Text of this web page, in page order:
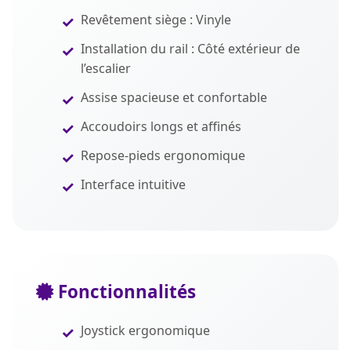
Revêtement siège : Vinyle
Installation du rail : Côté extérieur de
l’escalier
Assise spacieuse et confortable
Accoudoirs longs et affinés
Repose-pieds ergonomique
Interface intuitive
Fonctionnalités
Joystick ergonomique